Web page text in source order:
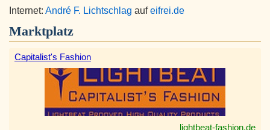
Internet: André F. Lichtschlag aufeifrei.de
Marktplatz
Capitalist's Fashion
lightbeat-fashion.de